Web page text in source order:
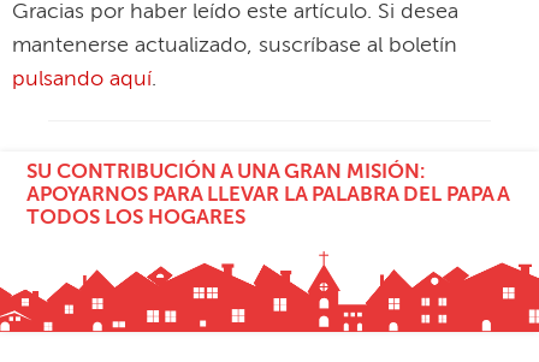
Gracias por haber leído este artículo. Si desea
mantenerse actualizado, suscríbase al boletín
pulsando aquí.
SU CONTRIBUCIÓN A UNA GRAN MISIÓN:
APOYARNOS PARA LLEVAR LA PALABRA DEL PAPA A
TODOS LOS HOGARES